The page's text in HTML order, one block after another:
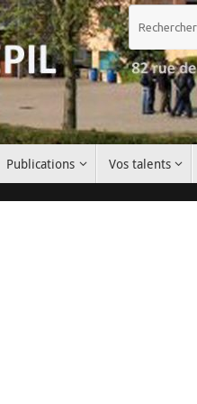
Publications Vos talents